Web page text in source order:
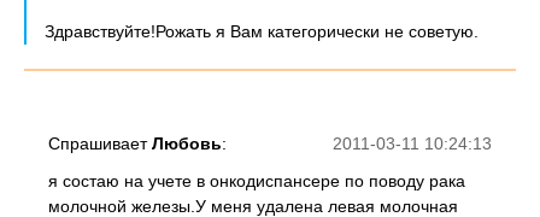
Здравствуйте!Рожать я Вам категорически не советую.
2011-03-11 10:24:13
СпрашиваетЛюбовь:
я состаю на учете в онкодиспансере по поводу рака
молочной железы.У меня удалена левая молочная